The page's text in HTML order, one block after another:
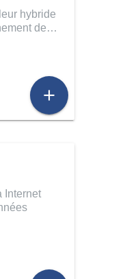
hybride
de…
add
Internet